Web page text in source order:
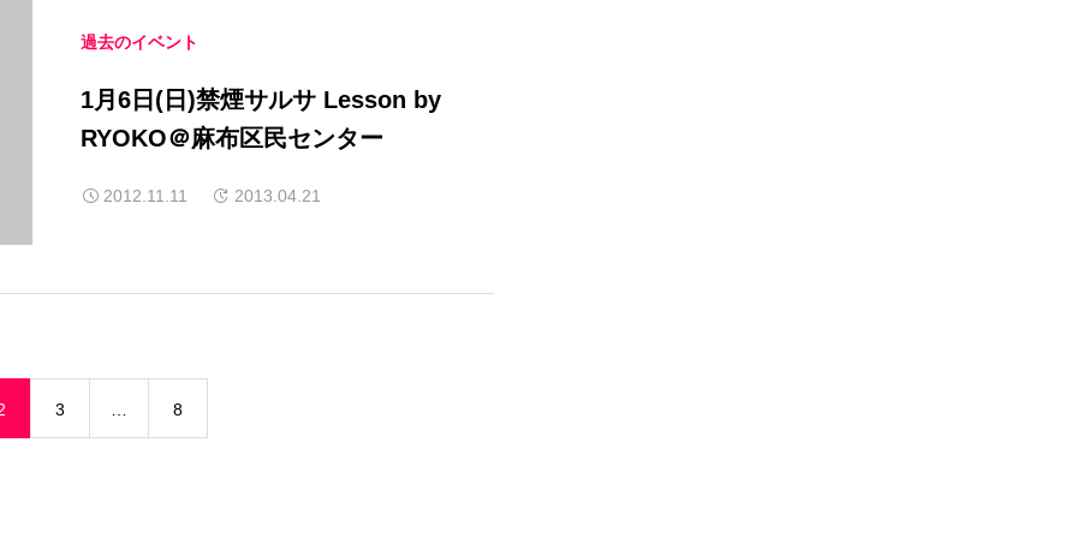
過去のイベント
1月6日(日)禁煙サルサ Lesson by
RYOKO＠麻布区民センター
2012.11.11 2013.04.21
3 8